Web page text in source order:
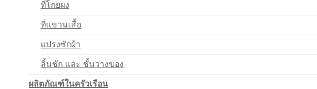
ที่โกยผง
ที่แขวนเสื้อ
แปรงซักผ้า
ลิ้นชัก และ ชั้นวางของ
ผลิตภัณฑ์ในครัวเรือน